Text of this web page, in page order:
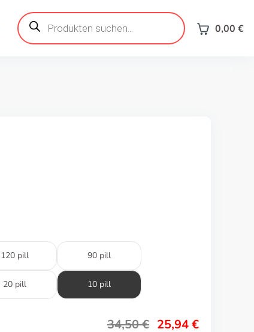
Products
search 0,00 €
120 pill 90 pill
20 pill 10 pill
34,50€ 25,94€